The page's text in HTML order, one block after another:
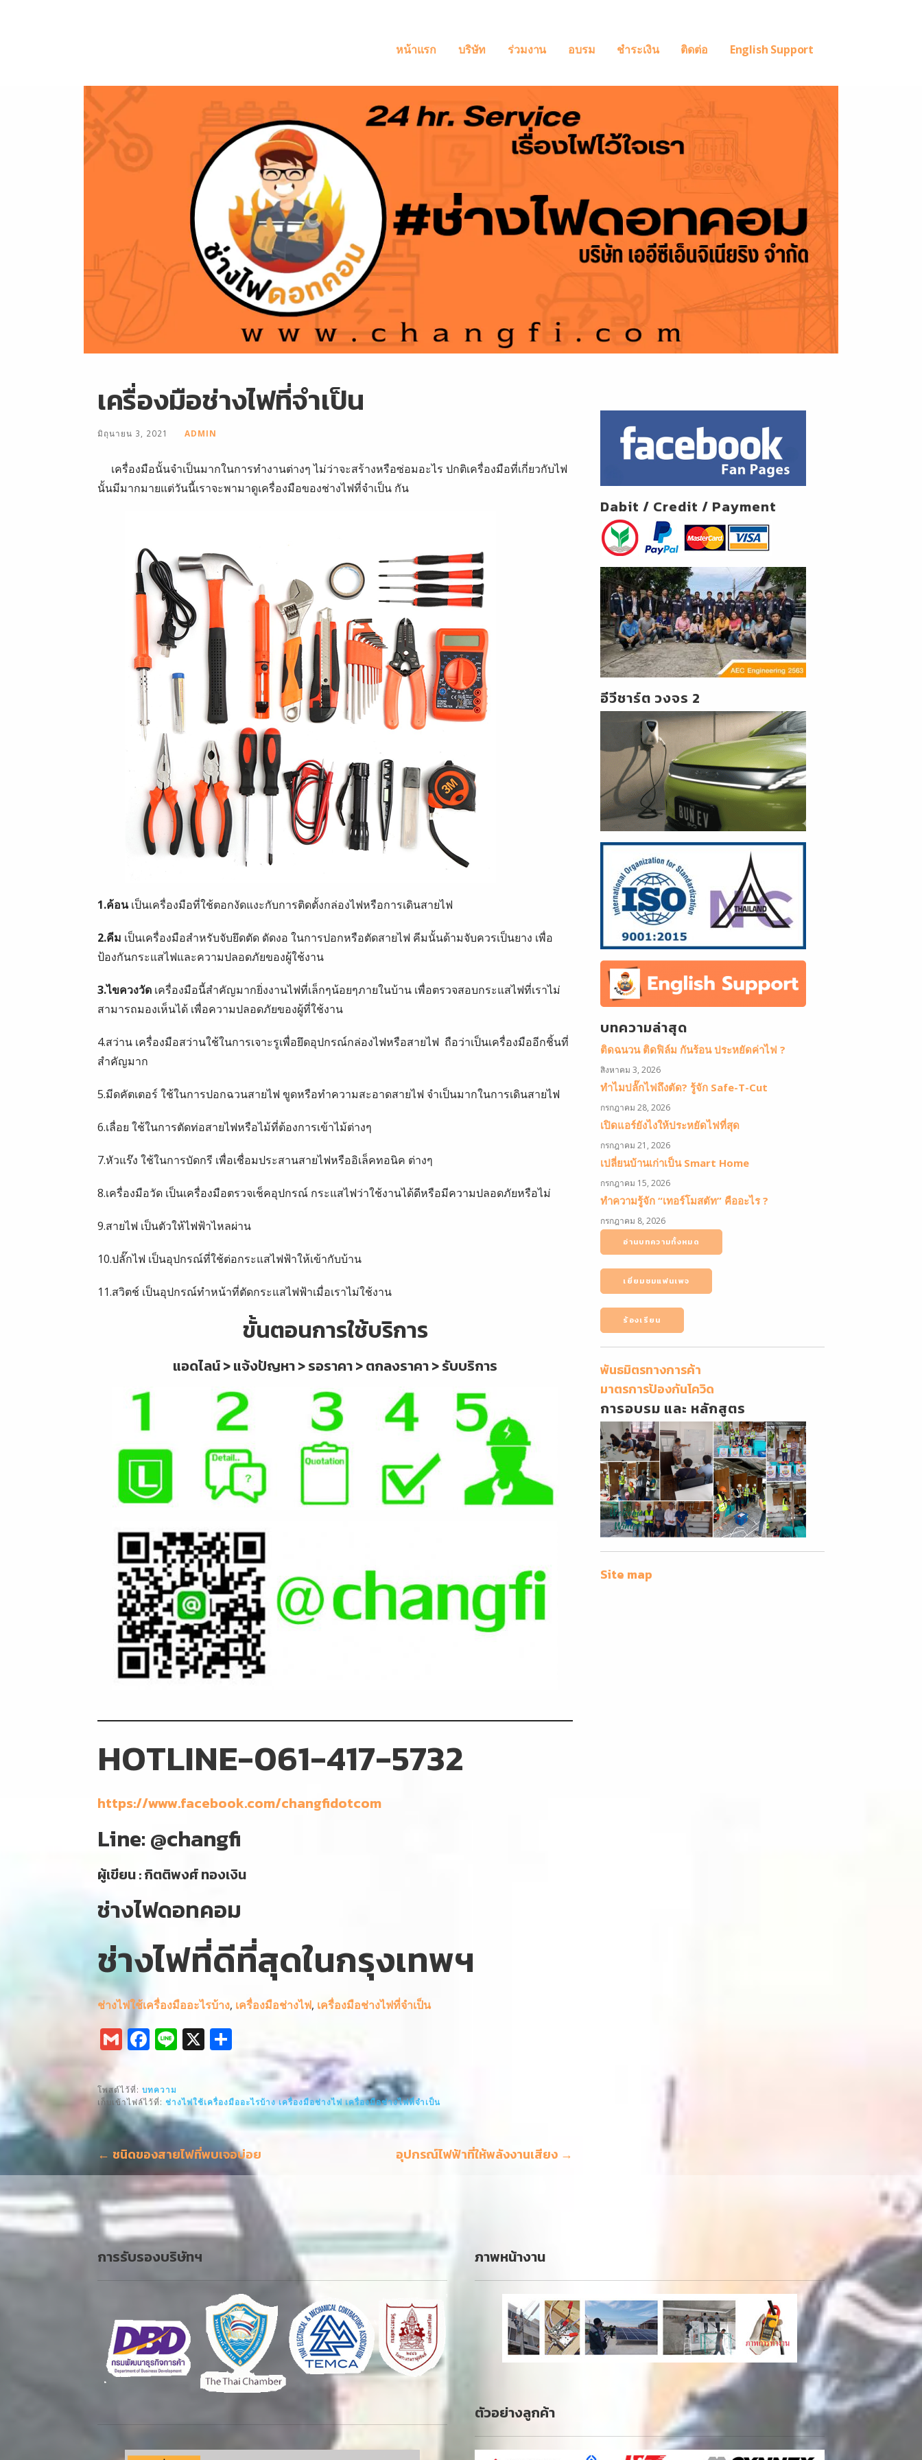
หน้าแรก บริษัท ร่วมงาน อบรม ชำระเงิน ติดต่อ English Support
เครื่องมือช่างไฟที่จำเป็น
มิถุนายน 3, 2021 ADMIN
เครื่องมือนั้นจำเป็นมากในการทำงานต่างๆ ไม่ว่าจะสร้างหรือซ่อมอะไร ปกติเครื่องมือที่เกี่ยวกับไฟ
นั้นมีมากมายแต่วันนี้เราจะพามาดูเครื่องมือของช่างไฟที่จำเป็น กัน
1.ค้อนเป็นเครื่องมือที่ใช้ตอกงัดแงะกับการติดตั้งกล่องไฟหรือการเดินสายไฟ
2.คีม เป็นเครื่องมือสำหรับจับยึดตัด ดัดงอ ในการปอกหรือตัดสายไฟ คีมนั้นด้ามจับควรเป็นยาง เพื่อ
ป้องกันกระแสไฟและความปลอดภัยของผู้ใช้งาน
3.ไขควงวัด เครื่องมือนี้สำคัญมากยิ่งงานไฟที่เล็กๆน้อยๆภายในบ้าน เพื่อตรวจสอบกระแสไฟที่เราไม่
สามารถมองเห็นได้ เพื่อความปลอดภัยของผู้ที่ใช้งาน
4.สว่าน เครื่องมือสว่านใช้ในการเจาะรูเพื่อยึดอุปกรณ์กล่องไฟหรือสายไฟ ถือว่าเป็นเครื่องมืออีกชิ้นที่
สำคัญมาก
5.มีดคัตเตอร์ ใช้ในการปอกฉวนสายไฟ ขูดหรือทำความสะอาดสายไฟ จำเป็นมากในการเดินสายไฟ
6.เลื่อย ใช้ในการตัดท่อสายไฟหรือไม้ที่ต้องการเข้าไม้ต่างๆ
7.หัวแร๊ง ใช้ในการบัดกรี เพื่อเชื่อมประสานสายไฟหรืออิเล็คทอนิค ต่างๆ
8.เครื่องมือวัด เป็นเครื่องมือตรวจเช็คอุปกรณ์ กระแสไฟว่าใช้งานได้ดีหรือมีความปลอดภัยหรือไม่
9.สายไฟ เป็นตัวให้ไฟฟ้าไหลผ่าน
10.ปลั๊กไฟ เป็นอุปกรณ์ที่ใช้ต่อกระแสไฟฟ้าให้เข้ากับบ้าน
11.สวิตช์ เป็นอุปกรณ์ทำหน้าที่ตัดกระแสไฟฟ้าเมื่อเราไม่ใช้งาน
ขั้นตอนการใช้บริการ
แอดไลน์ > แจ้งปัญหา > รอราคา > ตกลงราคา > รับบริการ
HOTLINE-061-417-5732
https://www.facebook.com/changfidotcom
Line: @changfi
ผู้เขียน : กิตติพงศ์ ทองเงิน
ช่างไฟดอทคอม
ช่างไฟที่ดีที่สุดในกรุงเทพฯ
ช่างไฟใช้เครื่องมืออะไรบ้าง, เครื่องมือช่างไฟ, เครื่องมือช่างไฟที่จำเป็น
G
m
ai
l
F
a
c
e
b
o
o
k
Li
n
X
ar
e
โพสต์ไว้ที่: บทความ
เก็บเข้าไฟล์ไว้ที่: ช่างไฟใช้เครื่องมืออะไรบ้าง เครื่องมือช่างไฟ เครื่องมือช่างไฟที่จำเป็น
แนะแนว
← ชนิดของสายไฟที่พบเจอบ่อย อุปกรณ์ไฟฟ้าที่ให้พลังงานเสียง →
Dabit / Credit / Payment
อีวีชาร์ต วงจร 2
บทความล่าสุด
ติดฉนวน ติดฟิล์ม กันร้อน ประหยัดค่าไฟ ?
สิงหาคม 3, 2026
ทำไมปลั๊กไฟถึงตัด? รู้จัก Safe-T-Cut
กรกฎาคม 28, 2026
เปิดแอร์ยังไงให้ประหยัดไฟที่สุด
กรกฎาคม 21, 2026
เปลี่ยนบ้านเก่าเป็น Smart Home
กรกฎาคม 15, 2026
ทำความรู้จัก “เทอร์โมสตัท” คืออะไร ?
กรกฎาคม 8, 2026
อ่านบทความทั้งหมด
เยี่ยมชมแฟนเพจ
ร้องเรียน
พันธมิตรทางการค้า
มาตรการป้องกันโควิด
การอบรม และ หลักสูตร
Site map
การรับรองบริษัทฯ ภาพหน้างาน
ตัวอย่างลูกค้า